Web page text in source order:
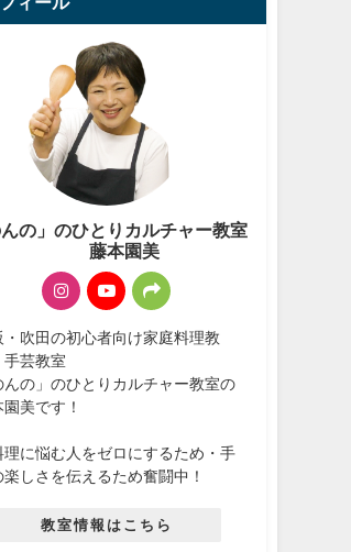
んの」のひとりカルチャー教室
藤本園美
・吹田の初心者向け家庭料理教
手芸教室
んの」のひとりカルチャー教室の
美です！
理に悩む人をゼロにするため・手
楽しさを伝えるため奮闘中！
教室情報はこちら